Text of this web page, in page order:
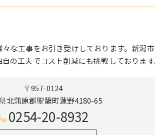
な工事をお引き受けしております。新潟
の工夫でコスト削減にも挑戦しておりま
〒957-0124
北蒲原郡聖籠町蓮野4180-65
0254-20-8932